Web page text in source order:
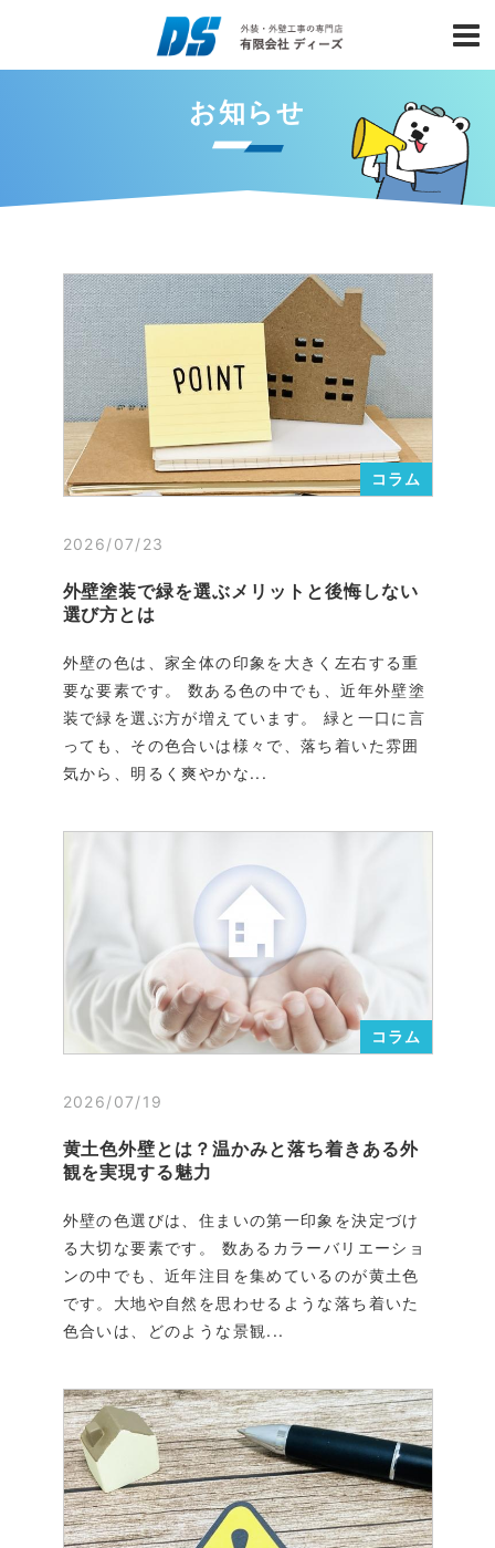
お知らせ
コラム
2026/07/23
外壁塗装で緑を選ぶメリットと後悔しない
選び方とは
外壁の色は、家全体の印象を大きく左右する重
要な要素です。 数ある色の中でも、近年外壁塗
装で緑を選ぶ方が増えています。 緑と一口に言
っても、その色合いは様々で、落ち着いた雰囲
気から、明るく爽やかな...
コラム
2026/07/19
黄土色外壁とは？温かみと落ち着きある外
観を実現する魅力
外壁の色選びは、住まいの第一印象を決定づけ
る大切な要素です。 数あるカラーバリエーショ
ンの中でも、近年注目を集めているのが黄土色
です。大地や自然を思わせるような落ち着いた
色合いは、どのような景観...